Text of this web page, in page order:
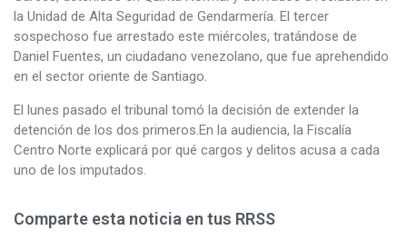
la Unidad de Alta Seguridad de Gendarmería. El tercer
sospechoso fue arrestado este miércoles, tratándose de
Daniel Fuentes, un ciudadano venezolano, que fue aprehendido
en el sector oriente de Santiago.
El lunes pasado el tribunal tomó la decisión de extender la
detención de los dos primeros.En la audiencia, la Fiscalía
Centro Norte explicará por qué cargos y delitos acusa a cada
uno de los imputados.
Comparte esta noticia en tus RRSS